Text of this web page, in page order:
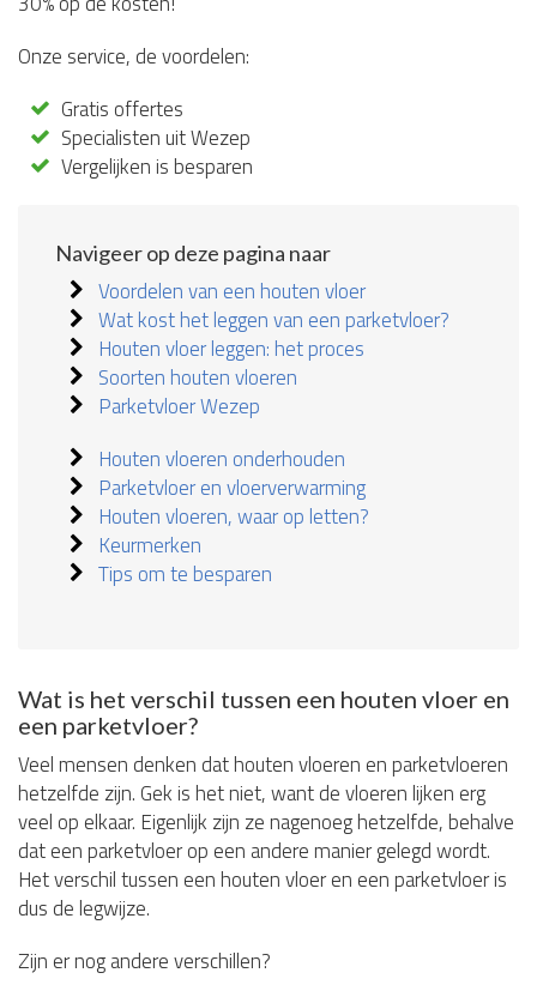
Onze service, de voordelen:
Gratis offertes
Specialisten uit Wezep
Vergelijken is besparen
Navigeer op deze pagina naar
Voordelen van een houten vloer
Wat kost het leggen van een parketvloer?
Houten vloer leggen: het proces
Soorten houten vloeren
Parketvloer Wezep
Houten vloeren onderhouden
Parketvloer en vloerverwarming
Houten vloeren, waar op letten?
Keurmerken
Tips om te besparen
Wat is het verschil tussen een houten vloer en
een parketvloer?
Veel mensen denken dat houten vloeren en parketvloeren
hetzelfde zijn. Gek is het niet, want de vloeren lijken erg
veel op elkaar. Eigenlijk zijn ze nagenoeg hetzelfde, behalve
dat een parketvloer op een andere manier gelegd wordt.
Het verschil tussen een houten vloer en een parketvloer is
dus de legwijze.
Zijn er nog andere verschillen?